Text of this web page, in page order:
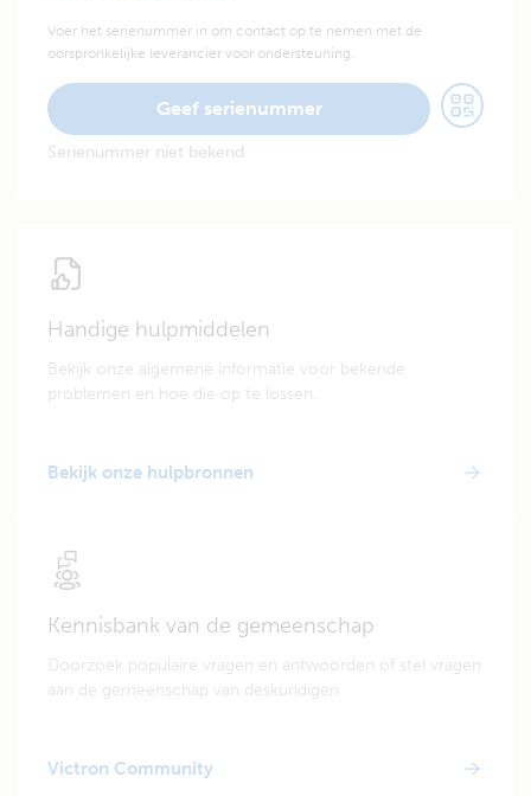
Voer het serienummer in om contact op te nemen met de
oorspronkelijke leverancier voor ondersteuning.
Geef serienummer
Serienummer niet bekend
Handige hulpmiddelen
Bekijk onze algemene informatie voor bekende
problemen en hoe die op te lossen.
Bekijk onze hulpbronnen
Kennisbank van de gemeenschap
Doorzoek populaire vragen en antwoorden of stel vragen
aan de gemeenschap van deskundigen.
Victron Community